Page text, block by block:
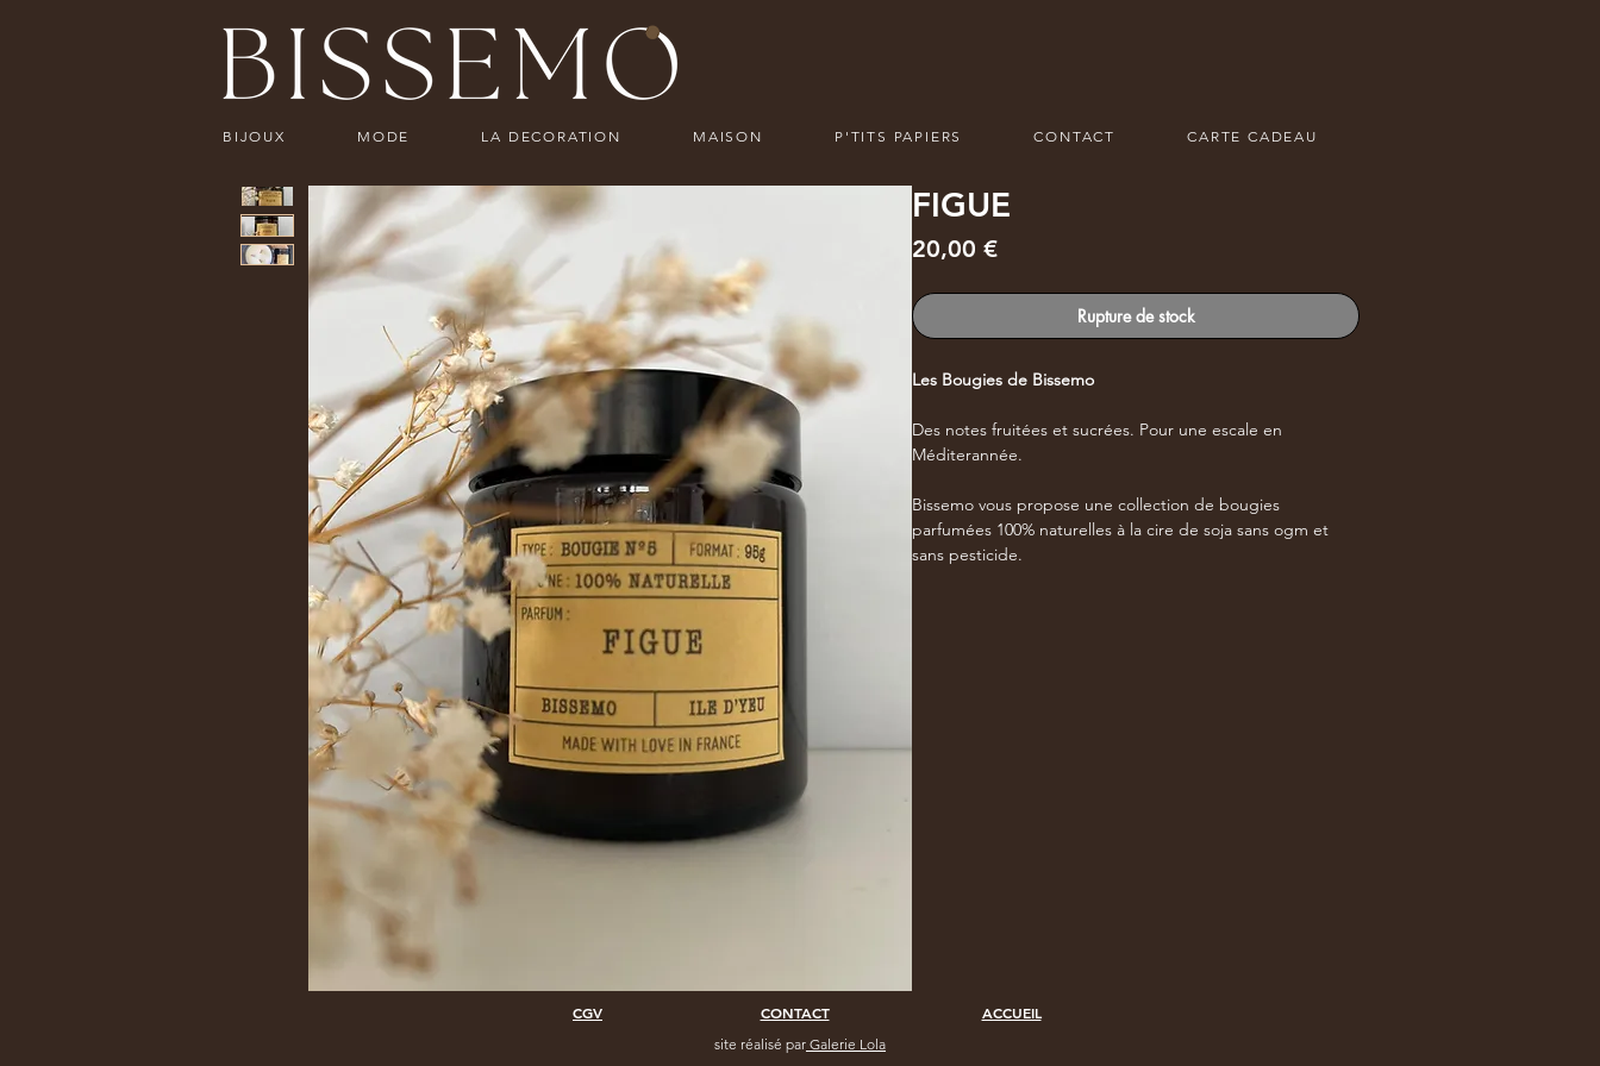
BIJOUX MODE LA DECORATION MAISON P'TITS PAPIERS CONTACT CARTE CADEAU
FIGUE
20,00 €Prix
Rupture de stock
Les Bougies de Bissemo
Des notes fruitées et sucrées. Pour une escale en
Méditerannée.
Bissemo vous propose une collection de bougies
parfumées 100% naturelles à la cire de soja sans ogm et
sans pesticide.
CGV CONTACT ACCUEIL
site réalisé par Galerie Lola